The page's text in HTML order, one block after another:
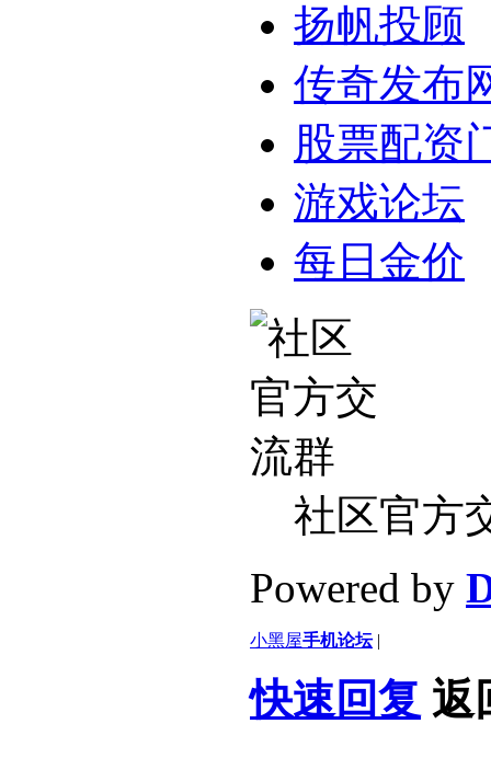
扬帆投顾
传奇发布
股票配资
游戏论坛
每日金价
社区官方
Powered by
小黑屋手机论坛 |
快速回复 返